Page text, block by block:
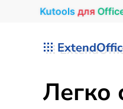
Kutools для
Легко